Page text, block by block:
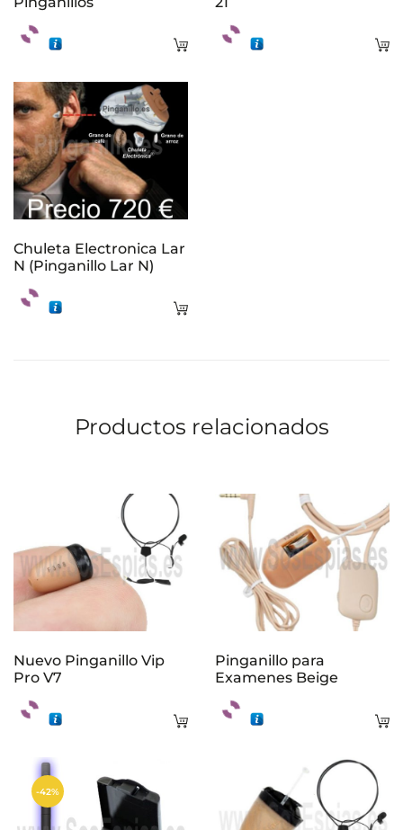
Añadir
Añadir
Chuleta Electronica Lar
N (Pinganillo Lar N)
Productos relacionados
Añadir
Nuevo Pinganillo Vip
Pro V7
Pinganillo para
Examenes Beige
-42%